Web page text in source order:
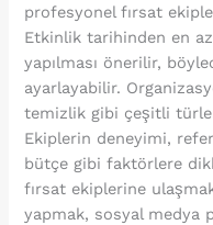
profesyonel fırsat
Etkinlik tarihinden en
yapılması önerilir,
ayarlayabilir.
temizlik gibi çeşitli
Ekiplerin deneyimi,
bütçe gibi faktörlere
fırsat ekiplerine
yapmak, sosyal medya